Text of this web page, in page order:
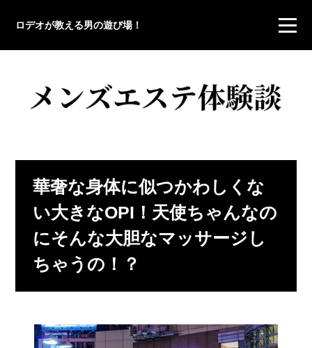
ロデオが教える男の遊び場！
華奢な身体に似つかわしくな
い大きなOPI！天使ちゃんなの
にそんな大胆なマッサージし
ちゃうの！？